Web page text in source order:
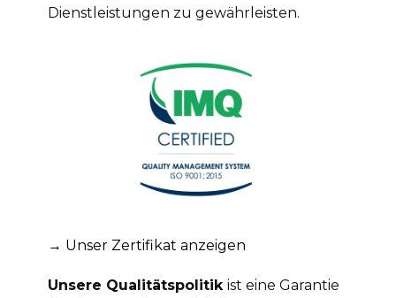
Dienstleistungen zu gewährleisten.
→ Unser Zertifikat anzeigen
Unsere Qualitätspolitik ist eine Garantie